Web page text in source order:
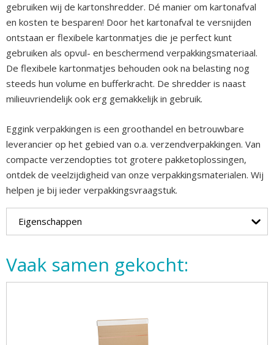
gebruiken wij de kartonshredder. Dé manier om kartonafval
en kosten te besparen! Door het kartonafval te versnijden
ontstaan er flexibele kartonmatjes die je perfect kunt
gebruiken als opvul- en beschermend verpakkingsmateriaal.
De flexibele kartonmatjes behouden ook na belasting nog
steeds hun volume en bufferkracht. De shredder is naast
milieuvriendelijk ook erg gemakkelijk in gebruik.
Eggink verpakkingen is een groothandel en betrouwbare
leverancier op het gebied van o.a. verzendverpakkingen. Van
compacte verzendopties tot grotere pakketoplossingen,
ontdek de veelzijdigheid van onze verpakkingsmaterialen. Wij
helpen je bij ieder verpakkingsvraagstuk.
Eigenschappen
Vaak samen gekocht: